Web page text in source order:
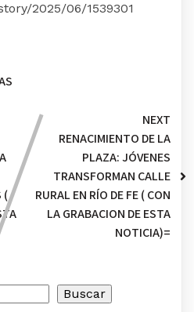
2025/06/1539301
(
NEXT
RENACIMIENTO DE LA
PLAZA: JÓVENES
TRANSFORMAN CALLE
RURAL EN RÍO DE FE ( CON
LA GRABACION DE ESTA
NOTICIA)=
Buscar